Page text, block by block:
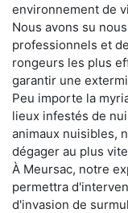
environnement de
Nous avons su
professionnels et
rongeurs les plus
garantir une
Peu importe la
lieux infestés de
animaux nuisibles,
dégager au plus
À Meursac, notre
permettra
d'invasion de